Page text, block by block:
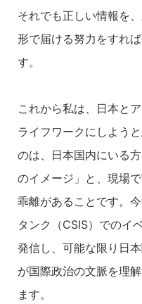
それでも正しい情報を
形で届ける努力をすれ
す。
これから私は、日本と
ライフワークにしよう
のは、日本国内にいる
のイメージ」と、現場
乖離があることです。
タンク（CSIS）でのイ
発信し、可能な限り日
が国際政治の文脈を理
ます。